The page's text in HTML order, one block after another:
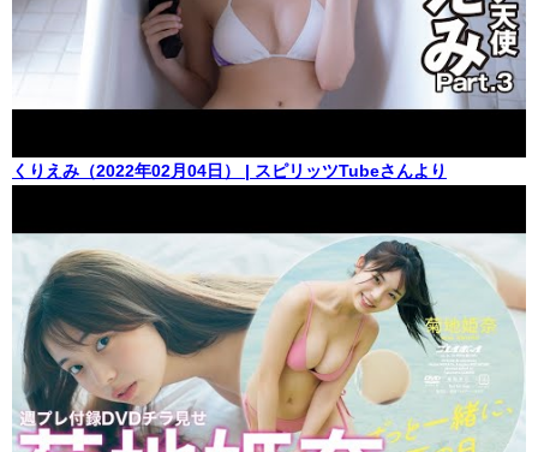
くりえみ（2022年02月04日） | スピリッツTubeさんより